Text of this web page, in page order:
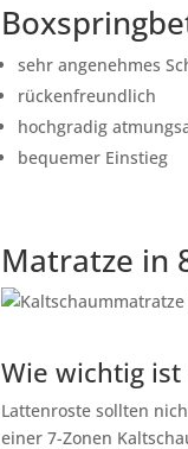
sehr angenehmes
rückenfreundlich
hochgradig
bequemer Einstieg
Matratze in
Wie wichtig
Lattenroste sollten
einer 7-Zonen